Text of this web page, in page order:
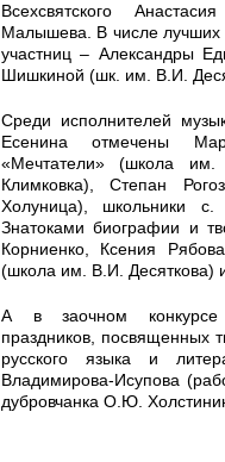
Всехсвятского
Малышева. В числе лучших
участниц – Александры
Шишкиной (шк. им. В.И.
Среди исполнителей
Есенина отмечены
«Мечтатели» (школа
Климковка), Степан
Холуница), школьники
Знатоками биографии и
Корниенко, Ксения
(школа им. В.И. Десяткова)
А в заочном конкурсе
праздников, посвященных
русского языка и
Владимирова-Исупова
дубровчанка О.Ю.